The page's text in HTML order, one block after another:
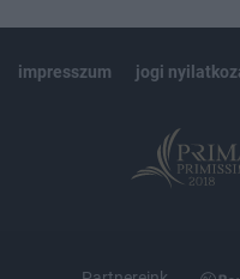
impresszum jogi